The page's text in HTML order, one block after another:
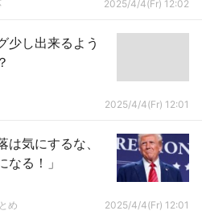
2025/4/4(Fr) 12:02
少し出来るよう
2025/4/4(Fr) 12:01
は気にするな、
る！」
め 2025/4/4(Fr) 12:01